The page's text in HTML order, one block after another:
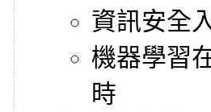
資訊安全
機器學習
時